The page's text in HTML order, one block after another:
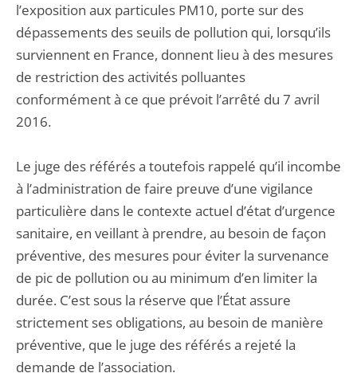
l’exposition aux particules PM10, porte sur des
dépassements des seuils de pollution qui, lorsqu’ils
surviennent en France, donnent lieu à des mesures
de restriction des activités polluantes
conformément à ce que prévoit l’arrêté du 7 avril
2016.
Le juge des référés a toutefois rappelé qu’il incombe
à l’administration de faire preuve d’une vigilance
particulière dans le contexte actuel d’état d’urgence
sanitaire, en veillant à prendre, au besoin de façon
préventive, des mesures pour éviter la survenance
de pic de pollution ou au minimum d’en limiter la
durée. C’est sous la réserve que l’État assure
strictement ses obligations, au besoin de manière
préventive, que le juge des référés a rejeté la
demande de l’association.